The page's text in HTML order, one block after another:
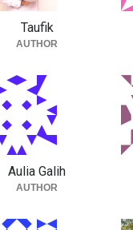
Taufik
AUTHOR
Aulia Galih
AUTHOR